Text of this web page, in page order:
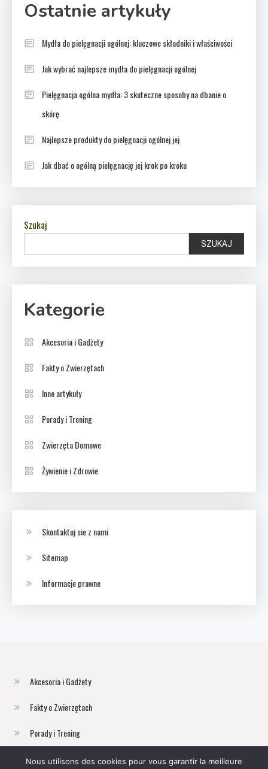
Ostatnie artykuły
Mydła do pielęgnacji ogólnej: kluczowe składniki i właściwości
Jak wybrać najlepsze mydła do pielęgnacji ogólnej
Pielęgnacja ogólna mydła: 3 skuteczne sposoby na dbanie o
skórę
Najlepsze produkty do pielęgnacji ogólnej jej
Jak dbać o ogólną pielęgnację jej krok po kroku
Szukaj
SZUKAJ
Kategorie
Akcesoria i Gadżety
Fakty o Zwierzętach
Inne artykuły
Porady i Trening
Zwierzęta Domowe
Żywienie i Zdrowie
Skontaktuj sie z nami
Sitemap
Informacje prawne
Akcesoria i Gadżety
Fakty o Zwierzętach
Porady i Trening
Zwierzęta Domowe
Nous utilisons des cookies pour vous garantir la meilleure